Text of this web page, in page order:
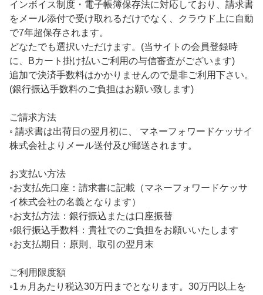
インボイス制度・電子帳簿保存法に対応しており、請求書
をメール添付で受け取れるだけでなく、クラウド上に自動
で7年超保存されます。
どなたでも選択いただけます。(当サイトの会員登録時
に、Bカート掛け払いご利用の与信審査がございます)
追加で決済手数料はかかりませんので是非ご利用下さい。
(銀行振込手数料のご負担はお願い致します)
ご請求方法
◦ 請求書は出荷日の翌月初に、 マネーフォワードケッサイ
株式会社よりメール送付及び郵送されます。
お支払い方法
◦お支払先口座：請求書に記載（マネーフォワードケッサ
イ株式会社の名義となります）
◦お支払方法：銀行振込または口座振替
◦銀行振込手数料：貴社でのご負担をお願いいたします
◦お支払期日：原則、取引の翌月末
ご利用限度額
◦1ヵ月あたり税込30万円までとなります。30万円以上を